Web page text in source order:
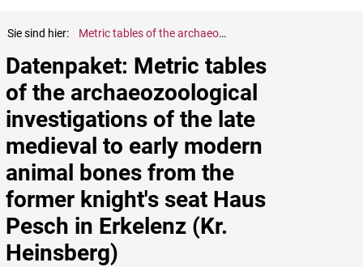
Sie sind hier: Metric tables of the archaeozoological investigations of the late medieval to early modern animal bones from the former knight's seat Haus Pesch in Erkelenz (Kr. Heinsberg)
Datenpaket: Metric tables
of the archaeozoological
investigations of the late
medieval to early modern
animal bones from the
former knight's seat Haus
Pesch in Erkelenz (Kr.
Heinsberg)